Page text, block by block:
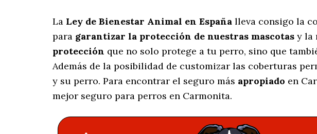
La Ley de Bienestar Animal en España lleva consigo la
para garantizar la protección de nuestras mascotas y la
protección que no solo protege a tu perro, sino que
Además de la posibilidad de customizar las coberturas
y su perro. Para encontrar el seguro más apropiado en
mejor seguro para perros en Carmonita.